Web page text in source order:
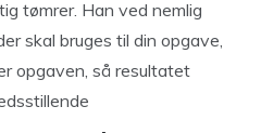
tømrer. Han ved nemlig
skal bruges til din opgave,
opgaven, så resultatet